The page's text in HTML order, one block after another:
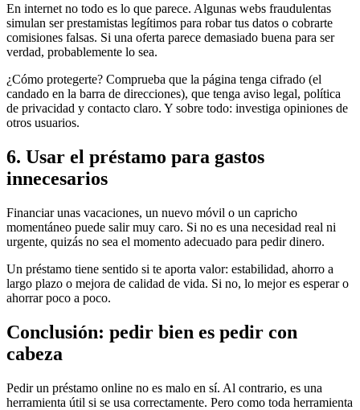
En internet no todo es lo que parece. Algunas webs fraudulentas
simulan ser prestamistas legítimos para robar tus datos o cobrarte
comisiones falsas. Si una oferta parece demasiado buena para ser
verdad, probablemente lo sea.
¿Cómo protegerte? Comprueba que la página tenga cifrado (el
candado en la barra de direcciones), que tenga aviso legal, política
de privacidad y contacto claro. Y sobre todo: investiga opiniones de
otros usuarios.
6. Usar el préstamo para gastos
innecesarios
Financiar unas vacaciones, un nuevo móvil o un capricho
momentáneo puede salir muy caro. Si no es una necesidad real ni
urgente, quizás no sea el momento adecuado para pedir dinero.
Un préstamo tiene sentido si te aporta valor: estabilidad, ahorro a
largo plazo o mejora de calidad de vida. Si no, lo mejor es esperar o
ahorrar poco a poco.
Conclusión: pedir bien es pedir con
cabeza
Pedir un préstamo online no es malo en sí. Al contrario, es una
herramienta útil si se usa correctamente. Pero como toda herramienta